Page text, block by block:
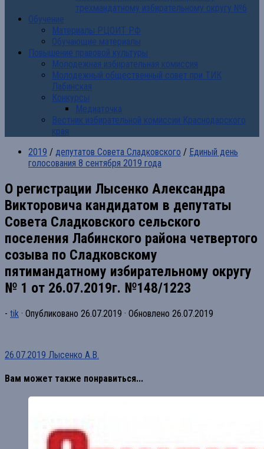
трехмандатному избирательному округу №6
Обучение
Материалы РЦОИТ РФ
Обучающие материалы
Повышение правовой культуры
Молодежная избирательная комиссия
Молодежный общественный совет при ТИК
Лабинская
Конкурсы
Медиаточка
Вестник избирательной комиссии Краснодарского
края
2019 / депутатов Совета Сладковского / Единый день
голосования 8 сентября 2019 года
О регистрации Лысенко Александра
Викторовича кандидатом в депутаты
Совета Сладковского сельского
поселения Лабинского района четвертого
созыва по Сладковскому
пятимандатному избирательному округу
№ 1 от 26.07.2019г. №148/1223
- tik · Опубликовано 26.07.2019 · Обновлено 26.07.2019
26.07.2019 Лысенко А.В.
Вам может также понравиться...